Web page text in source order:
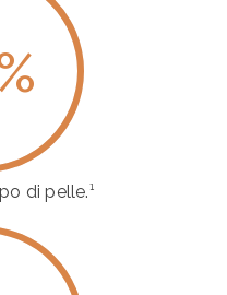
di pelle.¹